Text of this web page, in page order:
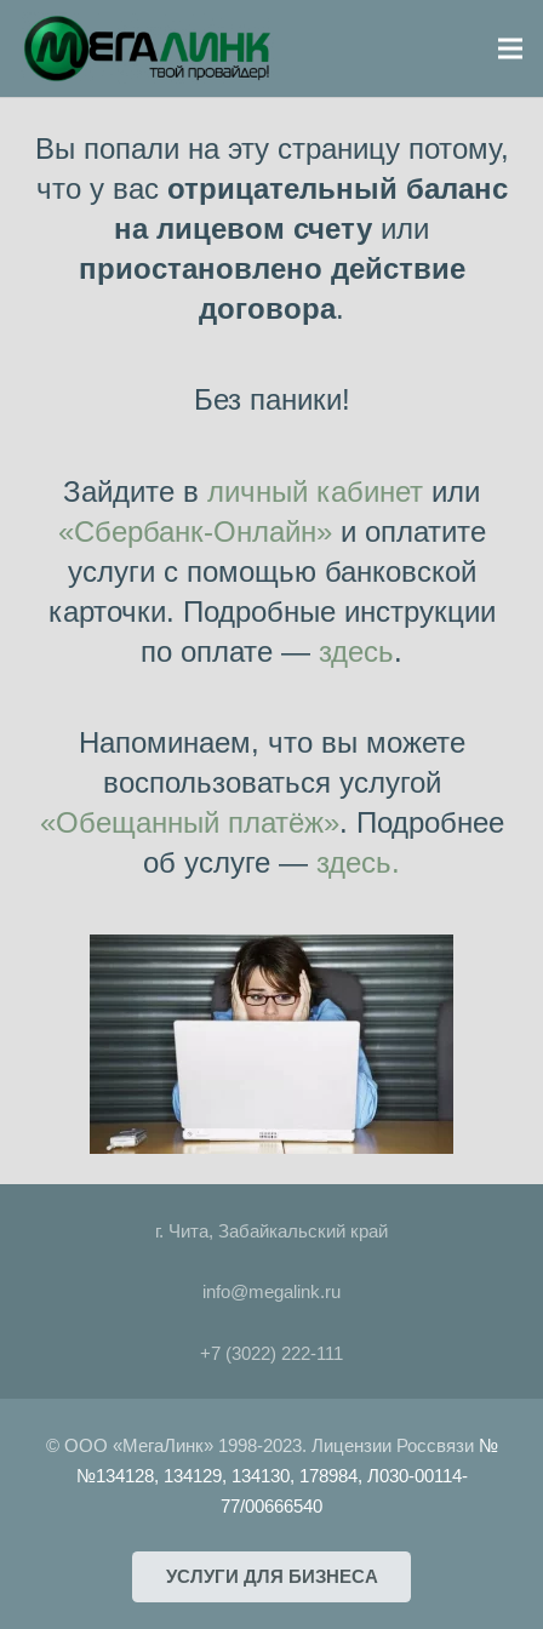
Вы попали на эту страницу потому,
что у вас отрицательный баланс
на лицевом счету или
приостановлено действие
договора.
Без паники!
Зайдите в личный кабинет или
«Сбербанк-Онлайн»и оплатите
услуги с помощью банковской
карточки. Подробные инструкции
по оплате — здесь.
Напоминаем, что вы можете
воспользоваться услугой
«Обещанный платёж». Подробнее
об услуге — здесь.
г. Чита, Забайкальский край
info@megalink.ru
+7 (3022) 222-111
© ООО «МегаЛинк» 1998-2023. Лицензии Россвязи №
№134128, 134129, 134130, 178984, Л030-00114-
77/00666540
УСЛУГИ ДЛЯ БИЗНЕСА